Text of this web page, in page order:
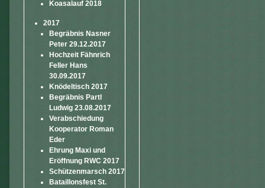
Koasalauf 2018
2017
Begräbnis Nasner
Peter 29.12.2017
Hochzeit Fähnrich
Feller Hans
30.09.2017
Knödeltisch 2017
Begräbnis Partl
Ludwig 23.08.2017
Verabschiedung
Kooperator Roman
Eder
Ehrung Maxi und
Eröffnung RWC 2017
Schützenmarsch 2017
Bataillonsfest St.